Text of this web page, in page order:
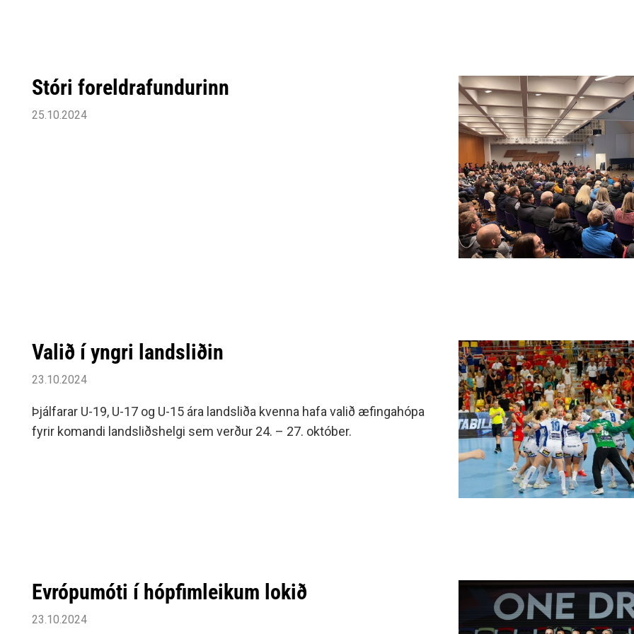
Stóri foreldrafundurinn
25.10.2024
Valið í yngri landsliðin
23.10.2024
Þjálfarar U-19, U-17 og U-15 ára landsliða kvenna hafa valið æfingahópa
fyrir komandi landsliðshelgi sem verður 24. – 27. október.
Evrópumóti í hópfimleikum lokið
23.10.2024